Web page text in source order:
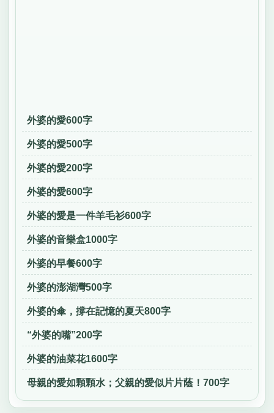
外婆的愛600字
外婆的愛500字
外婆的愛200字
外婆的愛600字
外婆的愛是一件羊毛衫600字
外婆的音樂盒1000字
外婆的早餐600字
外婆的澎湖灣500字
外婆的傘，撐在記憶的夏天800字
“外婆的嘴”200字
外婆的油菜花1600字
母親的愛如顆顆水；父親的愛似片片蔭！700字